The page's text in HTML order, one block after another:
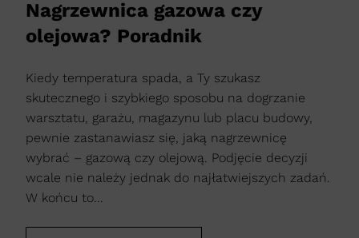
Nagrzewnica gazowa czy
olejowa? Poradnik
Kiedy temperatura spada, a Ty szukasz
skutecznego i szybkiego sposobu na dogrzanie
warsztatu, garażu, magazynu lub placu budowy,
pewnie zastanawiasz się, jaką nagrzewnicę
wybrać – gazową czy olejową. Podjęcie decyzji
wcale nie należy jednak do najłatwiejszych zadań.
W końcu to...